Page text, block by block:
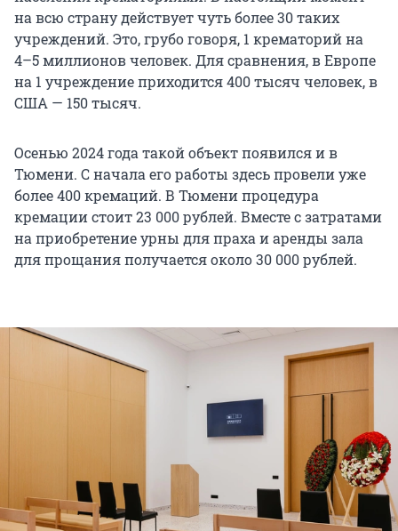
на всю страну действует чуть более 30 таких
учреждений. Это, грубо говоря, 1 крематорий на
4–5 миллионов человек. Для сравнения, в Европе
на 1 учреждение приходится 400 тысяч человек, в
США — 150 тысяч.
Осенью 2024 года такой объект появился и в
Тюмени. С начала его работы здесь провели уже
более 400 кремаций. В Тюмени процедура
кремации стоит 23 000 рублей. Вместе с затратами
на приобретение урны для праха и аренды зала
для прощания получается около 30 000 рублей.